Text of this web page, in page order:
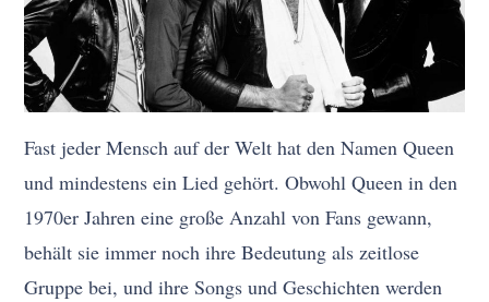
Fast jeder Mensch auf der Welt hat den Namen Queen
und mindestens ein Lied gehört. Obwohl Queen in den
1970er Jahren eine große Anzahl von Fans gewann,
behält sie immer noch ihre Bedeutung als zeitlose
Gruppe bei, und ihre Songs und Geschichten werden